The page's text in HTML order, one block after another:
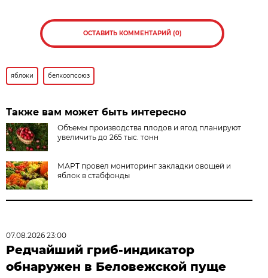
ОСТАВИТЬ КОММЕНТАРИЙ (0)
яблоки белкоопсоюз
Также вам может быть интересно
Объемы производства плодов и ягод планируют
увеличить до 265 тыс. тонн
МАРТ провел мониторинг закладки овощей и
яблок в стабфонды
07.08.2026 23:00
Редчайший гриб-индикатор
обнаружен в Беловежской пуще